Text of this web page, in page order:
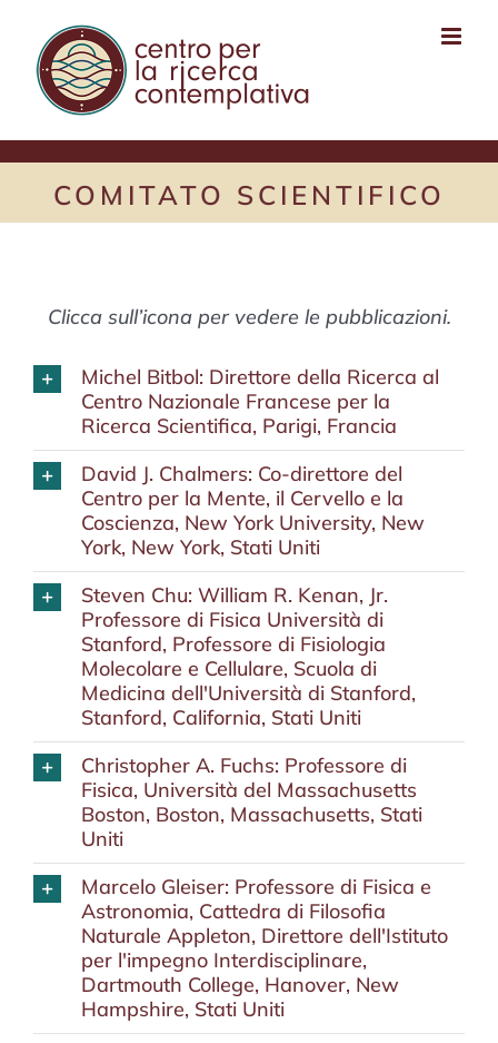
contenuto
COMITATO SCIENTIFICO
Clicca sull’icona per vedere le pubblicazioni.
Michel Bitbol: Direttore della Ricerca al
Centro Nazionale Francese per la
Ricerca Scientifica, Parigi, Francia
David J. Chalmers: Co-direttore del
Centro per la Mente, il Cervello e la
Coscienza, New York University, New
York, New York, Stati Uniti
Steven Chu: William R. Kenan, Jr.
Professore di Fisica Università di
Stanford, Professore di Fisiologia
Molecolare e Cellulare, Scuola di
Medicina dell'Università di Stanford,
Stanford, California, Stati Uniti
Christopher A. Fuchs: Professore di
Fisica, Università del Massachusetts
Boston, Boston, Massachusetts, Stati
Uniti
Marcelo Gleiser: Professore di Fisica e
Astronomia, Cattedra di Filosofia
Naturale Appleton, Direttore dell'Istituto
per l'impegno Interdisciplinare,
Dartmouth College, Hanover, New
Hampshire, Stati Uniti